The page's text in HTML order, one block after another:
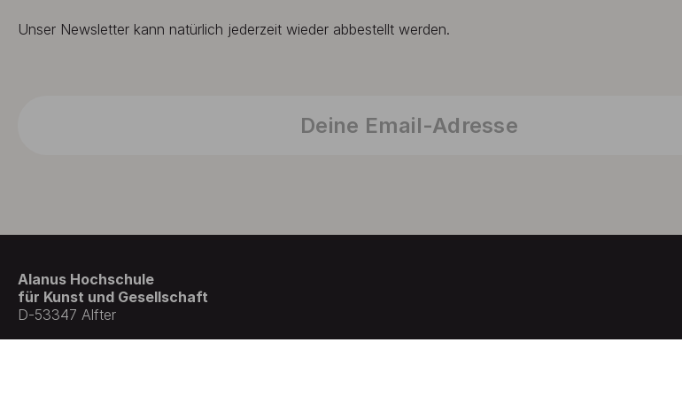
Unser Newsletter kann natürlich jederzeit wieder abbestellt werden.
Alanus Hochschule
für Kunst und Gesellschaft
D-53347 Alfter